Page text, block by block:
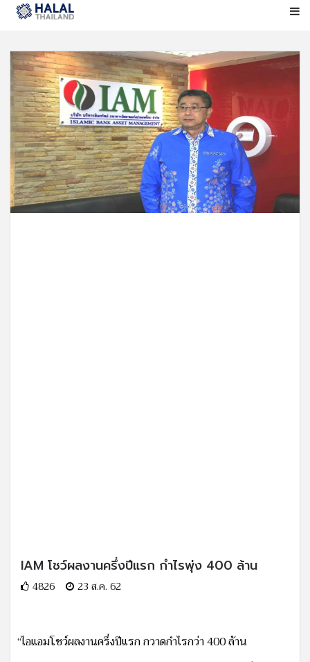
IAM โชว์ผลงานครึ่งปีแรก กำไรพุ่ง 400 ล้าน
4826 23 ส.ค. 62
“ไอแอมโชว์ผลงานครึ่งปีแรก กวาดกำไรกว่า 400 ล้าน